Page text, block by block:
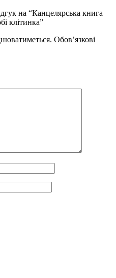
на “Канцелярська книга
клітинка”
Обов’язкові